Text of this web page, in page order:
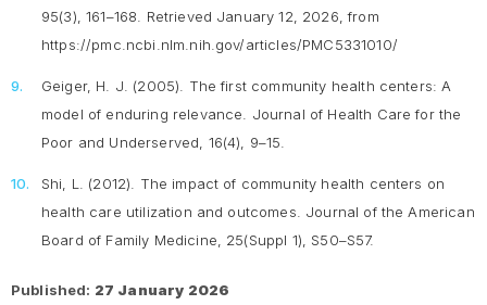
95(3), 161–168. Retrieved January 12, 2026, from
https://pmc.ncbi.nlm.nih.gov/articles/PMC5331010/
Geiger, H. J. (2005). The first community health centers: A
model of enduring relevance. Journal of Health Care for the
Poor and Underserved, 16(4), 9–15.
Shi, L. (2012). The impact of community health centers on
health care utilization and outcomes. Journal of the American
Board of Family Medicine, 25(Suppl 1), S50–S57.
Published: 27 January 2026